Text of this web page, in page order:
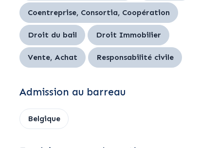
Coentreprise, Consortia, Coopération
Droit du bail Droit Immobilier
Vente, Achat Responsabilité civile
Admission au barreau
Belgique